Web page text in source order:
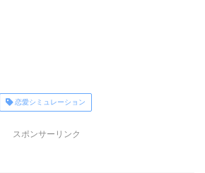
恋愛シミュレーション
スポンサーリンク